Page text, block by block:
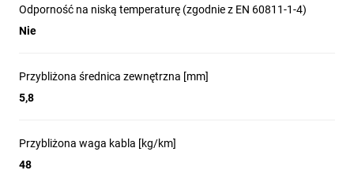
Odporność na niską temperaturę (zgodnie z EN 60811-1-4)
Nie
Przybliżona średnica zewnętrzna [mm]
5,8
Przybliżona waga kabla [kg/km]
48